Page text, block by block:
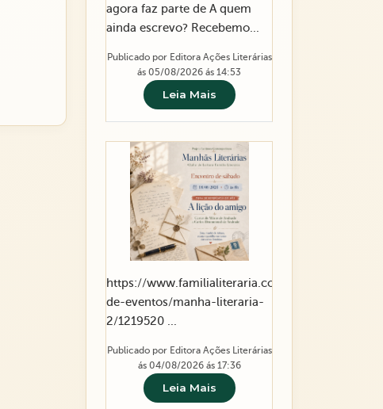
agora faz parte de A quem
ainda escrevo? Recebemo...
Publicado por Editora Ações Literárias
ás 05/08/2026 ás 14:53
Leia Mais
https://www.familialiteraria.com.br/agenda-
de-eventos/manha-literaria-
2/1219520 ...
Publicado por Editora Ações Literárias
ás 04/08/2026 ás 17:36
Leia Mais